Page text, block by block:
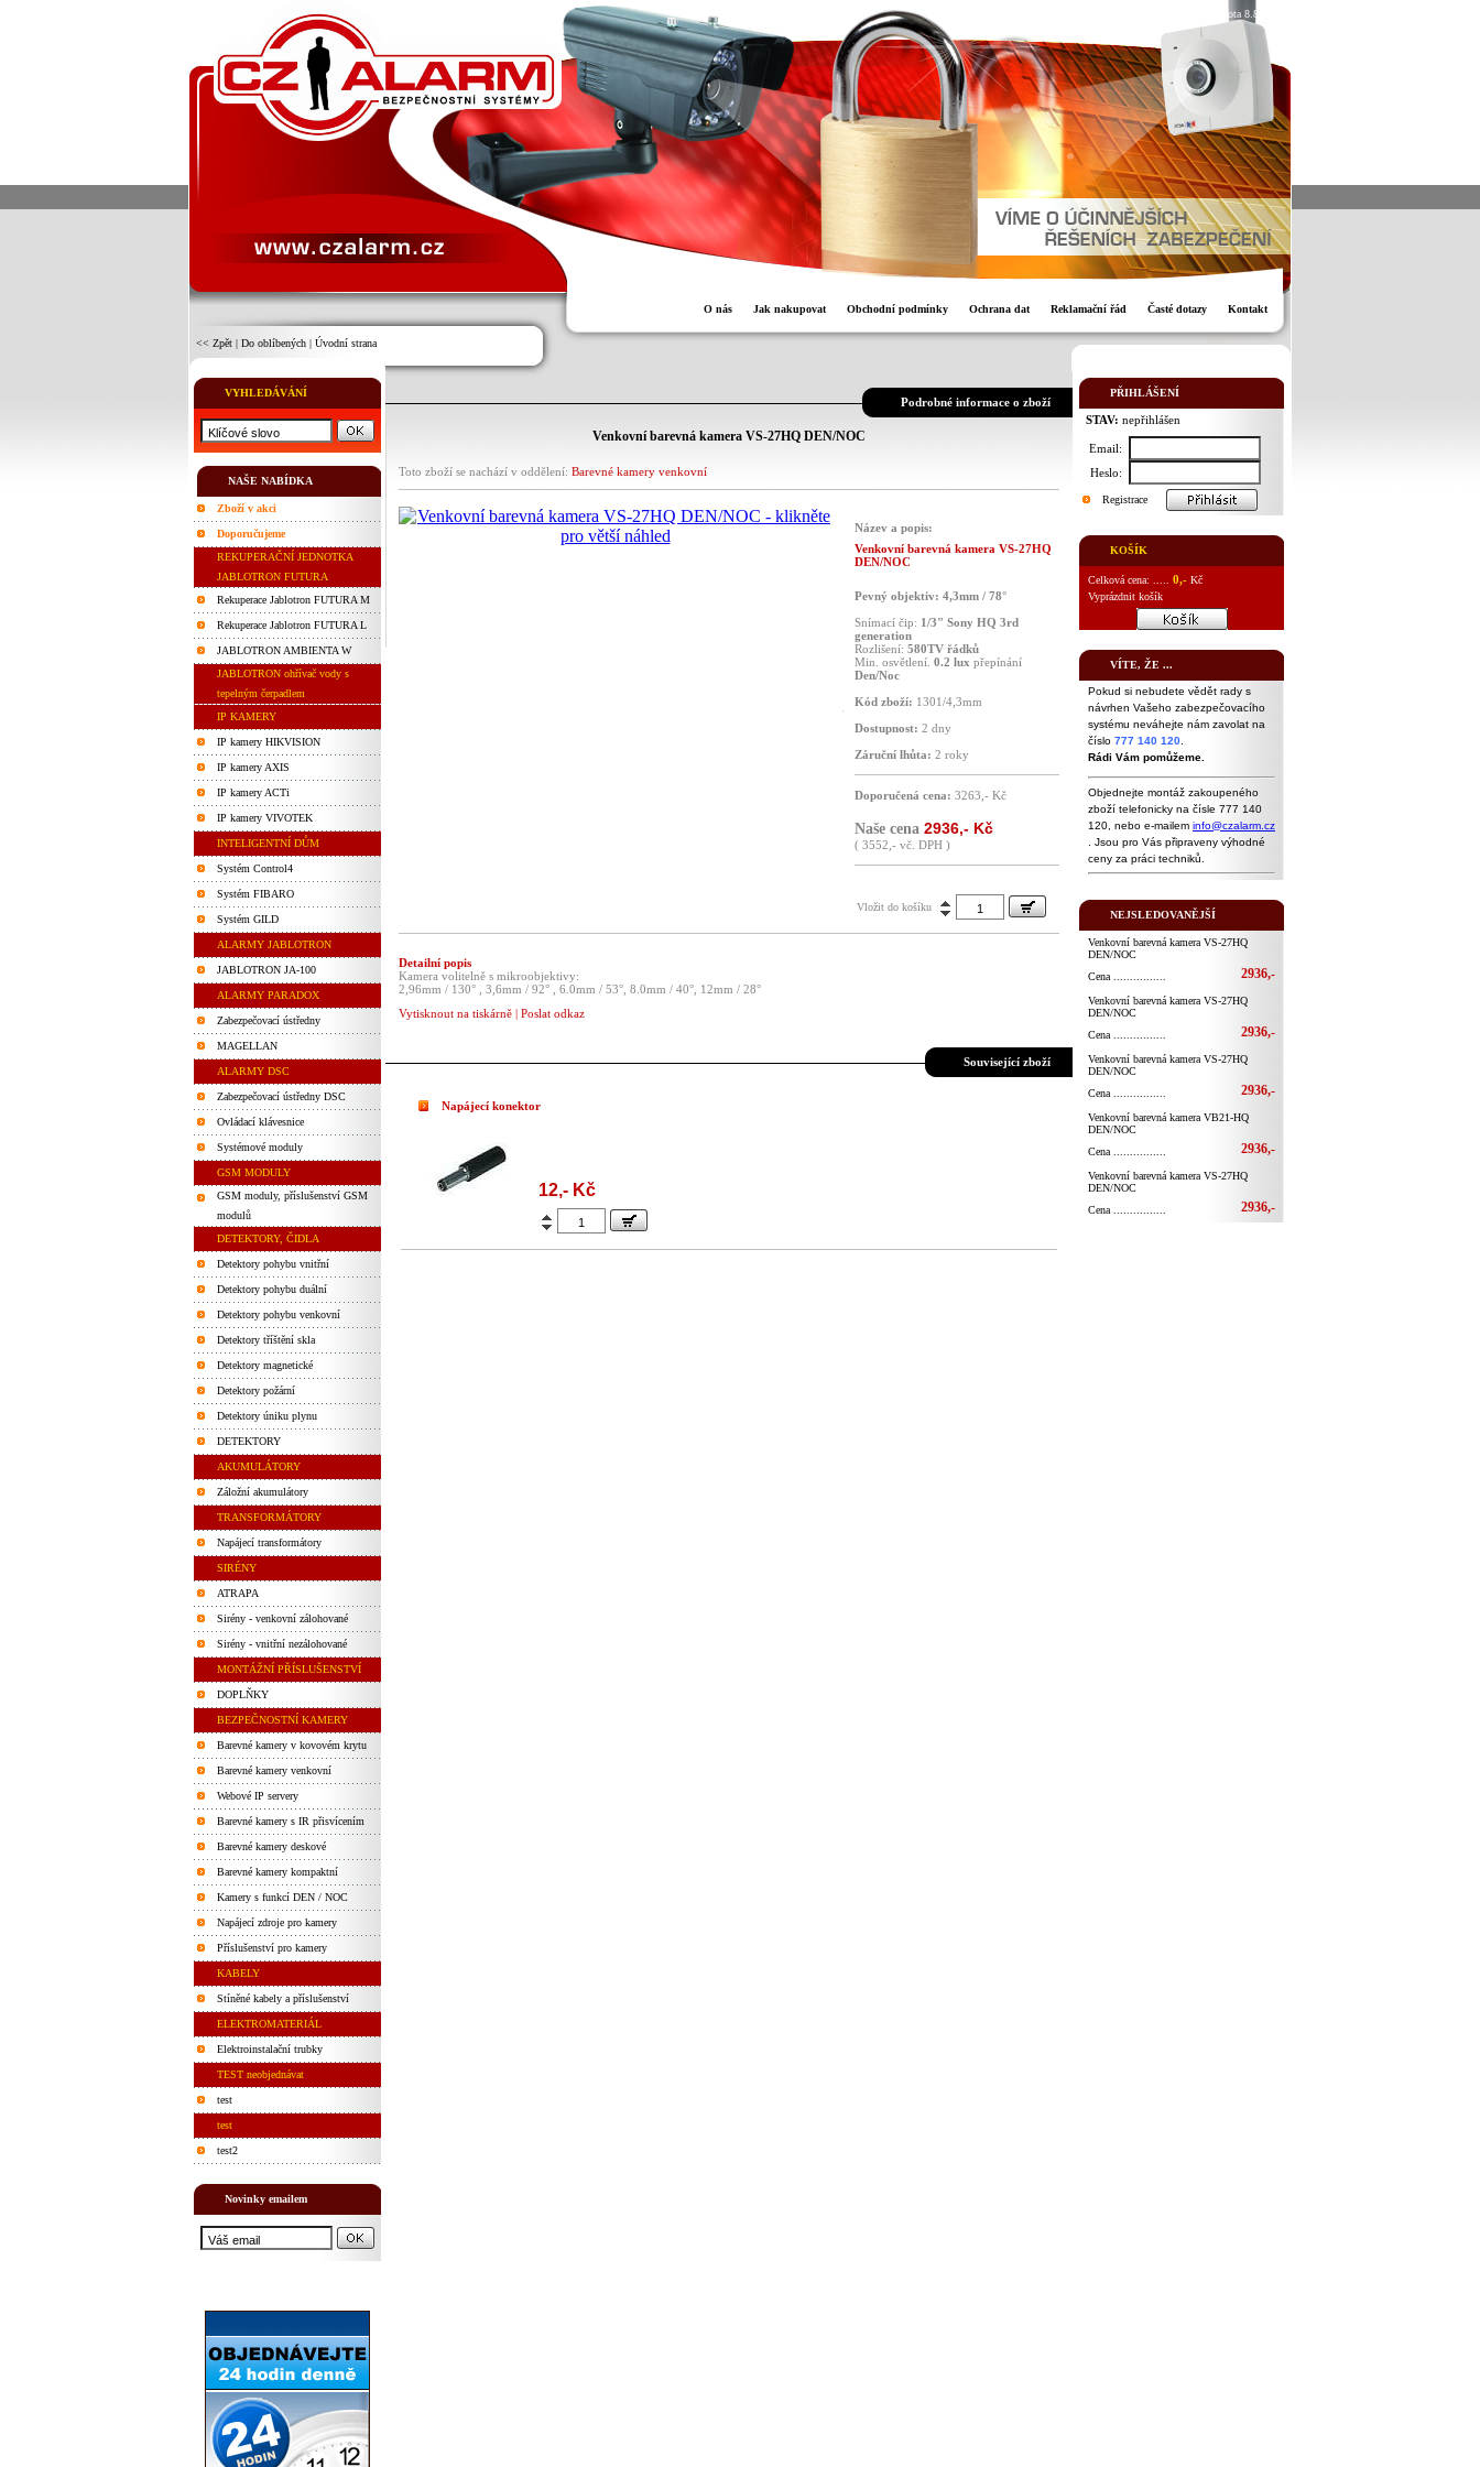
Dnes je sobota 8.8.2026
O nás Jak nakupovat Obchodní podmínky Ochrana dat Reklamační řád Časté dotazy Kontakt
<< Zpět | Do oblíbených | Úvodní strana
VYHLEDÁVÁNÍ
NAŠE NABÍDKA
Zboží v akci
Doporučujeme
REKUPERAČNÍ JEDNOTKA
JABLOTRON FUTURA
Rekuperace Jablotron FUTURA M
Rekuperace Jablotron FUTURA L
JABLOTRON AMBIENTA W
JABLOTRON ohřívač vody s
tepelným čerpadlem
IP KAMERY
IP kamery HIKVISION
IP kamery AXIS
IP kamery ACTi
IP kamery VIVOTEK
INTELIGENTNÍ DŮM
Systém Control4
Systém FIBARO
Systém GILD
ALARMY JABLOTRON
JABLOTRON JA-100
ALARMY PARADOX
Zabezpečovací ústředny
MAGELLAN
ALARMY DSC
Zabezpečovací ústředny DSC
Ovládací klávesnice
Systémové moduly
GSM MODULY
GSM moduly, příslušenství GSM
modulů
DETEKTORY, ČIDLA
Detektory pohybu vnitřní
Detektory pohybu duální
Detektory pohybu venkovní
Detektory tříštění skla
Detektory magnetické
Detektory požární
Detektory úniku plynu
DETEKTORY
AKUMULÁTORY
Záložní akumulátory
TRANSFORMÁTORY
Napájecí transformátory
SIRÉNY
ATRAPA
Sirény - venkovní zálohované
Sirény - vnitřní nezálohované
MONTÁŽNÍ PŘÍSLUŠENSTVÍ
DOPLŇKY
BEZPEČNOSTNÍ KAMERY
Barevné kamery v kovovém krytu
Barevné kamery venkovní
Webové IP servery
Barevné kamery s IR přisvícením
Barevné kamery deskové
Barevné kamery kompaktní
Kamery s funkcí DEN / NOC
Napájecí zdroje pro kamery
Příslušenství pro kamery
KABELY
Stíněné kabely a příslušenství
ELEKTROMATERIÁL
Elektroinstalační trubky
TEST neobjednávat
test
test
test2
Novinky emailem
Podrobné informace o zboží
Venkovní barevná kamera VS-27HQ DEN/NOC
Toto zboží se nachází v oddělení: Barevné kamery venkovní
Název a popis:
Venkovní barevná kamera VS-27HQ
DEN/NOC
Pevný objektiv: 4,3mm / 78°
Snímací čip: 1/3" Sony HQ 3rd
generation
Rozlišení: 580TV řádků
Min. osvětlení. 0.2 lux přepínání
Den/Noc
Kód zboží: 1301/4,3mm
Dostupnost: 2 dny
Záruční lhůta: 2 roky
Doporučená cena: 3263,- Kč
Naše cena 2936,- Kč
( 3552,- vč. DPH )
Vložit do košíku
Detailní popis
Kamera volitelně s mikroobjektivy:
2,96mm / 130° , 3,6mm / 92° , 6.0mm / 53°, 8.0mm / 40°, 12mm / 28°
Vytisknout na tiskárně | Poslat odkaz
Související zboží
Napájecí konektor
12,- Kč
PŘIHLÁŠENÍ
STAV: nepřihlášen
Email:
Heslo:
Registrace
KOŠÍK
Celková cena: ..... 0,- Kč
Vyprázdnit košík
VÍTE, ŽE ...
Pokud si nebudete vědět rady s
návrhen Vašeho zabezpečovacího
systému neváhejte nám zavolat na
číslo 777 140 120
Rádi Vám pomůžeme.
Objednejte montáž zakoupeného
zboží telefonicky na čísle 777 140
120, nebo e-mailem info@czalarm.cz
. Jsou pro Vás připraveny výhodné
ceny za práci techniků.
NEJSLEDOVANĚJŠÍ
Venkovní barevná kamera VS-27HQ
DEN/NOC
Cena ................
2936,-
Venkovní barevná kamera VS-27HQ
DEN/NOC
Cena ................
2936,-
Venkovní barevná kamera VS-27HQ
DEN/NOC
Cena ................
2936,-
Venkovní barevná kamera VB21-HQ
DEN/NOC
Cena ................
2936,-
Venkovní barevná kamera VS-27HQ
DEN/NOC
Cena ................
2936,-